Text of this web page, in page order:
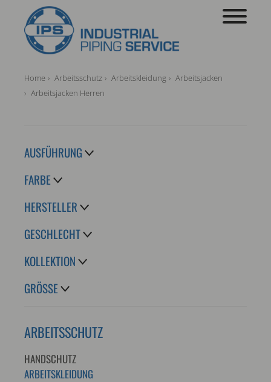
Home Arbeitsschutz Arbeitskleidung
Arbeitsjacken
Arbeitsjacken Herren
AUSFÜHRUNG
FARBE
HERSTELLER
GESCHLECHT
KOLLEKTION
GRÖSSE
ARBEITSSCHUTZ
HANDSCHUTZ
ARBEITSKLEIDUNG